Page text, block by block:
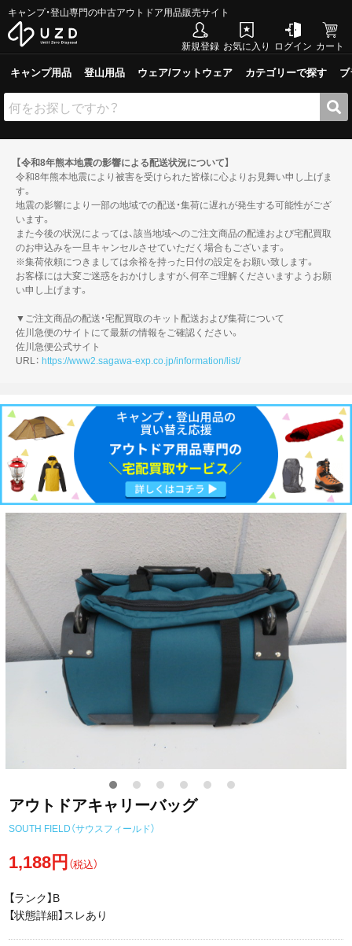
キャンプ・登山専門の中古アウトドア用品販売サイト
新規登録 お気に入り ログイン カート
キャンプ用品 登山用品 ウェア/フットウェア カテゴリーで探す
【令和8年熊本地震の影響による配送状況について】
令和8年熊本地震により被害を受けられた皆様に心よりお見舞い申し上げま
す。
地震の影響により一部の地域での配送・集荷に遅れが発生する可能性がござ
います。
また今後の状況によっては、該当地域へのご注文商品の配達および宅配買取
のお申込みを一旦キャンセルさせていただく場合もございます。
※集荷依頼につきましては余裕を持った日付の設定をお願い致します。
お客様には大変ご迷惑をおかけしますが、何卒ご理解くださいますようお願
い申し上げます。
▼ご注文商品の配送・宅配買取のキット配送および集荷について
佐川急便のサイトにて最新の情報をご確認ください。
佐川急便公式サイト
URL： https://www2.sagawa-exp.co.jp/information/list/
アウトドアキャリーバッグ
SOUTH FIELD（サウスフィールド）
1,188円（税込）
【ランク】B
【状態詳細】スレあり